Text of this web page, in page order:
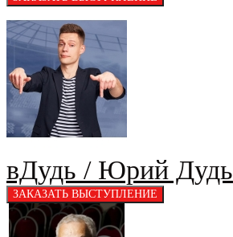
вДудь / Юрий Дудь